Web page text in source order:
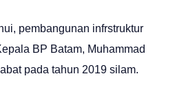
pembangunan infrstruktur
BP Batam, Muhammad
pada tahun 2019 silam.